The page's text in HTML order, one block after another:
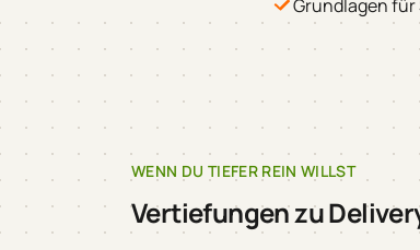
Grundlagen für
WENN DU TIEFER REIN WILLST
Vertiefungen zu